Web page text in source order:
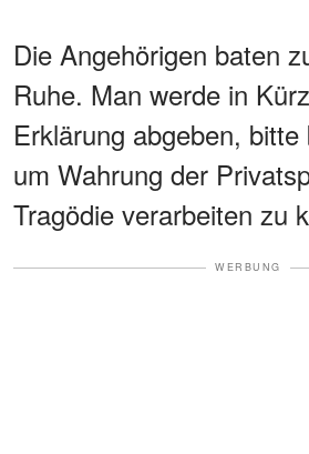
Die Angehörigen baten
Ruhe. Man werde in
Erklärung abgeben,
um Wahrung der
Tragödie verarbeiten zu
WERBUNG